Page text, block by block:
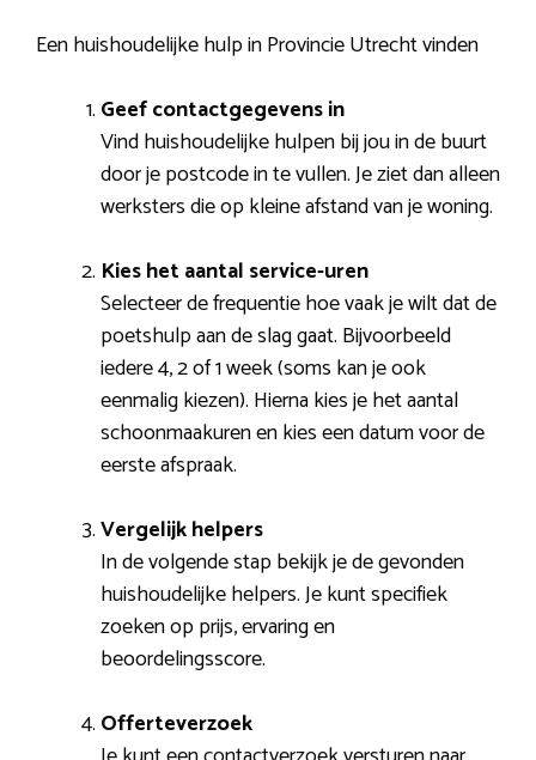
Een huishoudelijke hulp in Provincie Utrecht vinden
Geef contactgegevens in
Vind huishoudelijke hulpen bij jou in de buurt
door je postcode in te vullen. Je ziet dan alleen
werksters die op kleine afstand van je woning.
Kies het aantal service-uren
Selecteer de frequentie hoe vaak je wilt dat de
poetshulp aan de slag gaat. Bijvoorbeeld
iedere 4, 2 of 1 week (soms kan je ook
eenmalig kiezen). Hierna kies je het aantal
schoonmaakuren en kies een datum voor de
eerste afspraak.
Vergelijk helpers
In de volgende stap bekijk je de gevonden
huishoudelijke helpers. Je kunt specifiek
zoeken op prijs, ervaring en
beoordelingsscore.
Offerteverzoek